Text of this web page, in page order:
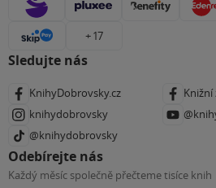
+ 17
Sledujte nás
KnihyDobrovsky.cz
Knižní
knihydobrovsky
@knihydobrovsky
Odebírejte nás
Každý měsíc společně přečteme tisíce knih